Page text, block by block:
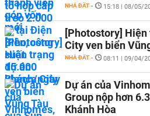
NHÀ ĐẤT - 15:18 | 08/05/
[Photostory]
City ven biển
NHÀ ĐẤT - 08:11 | 09/04/
Dự án của
Group nộp hơn
Khánh Hòa